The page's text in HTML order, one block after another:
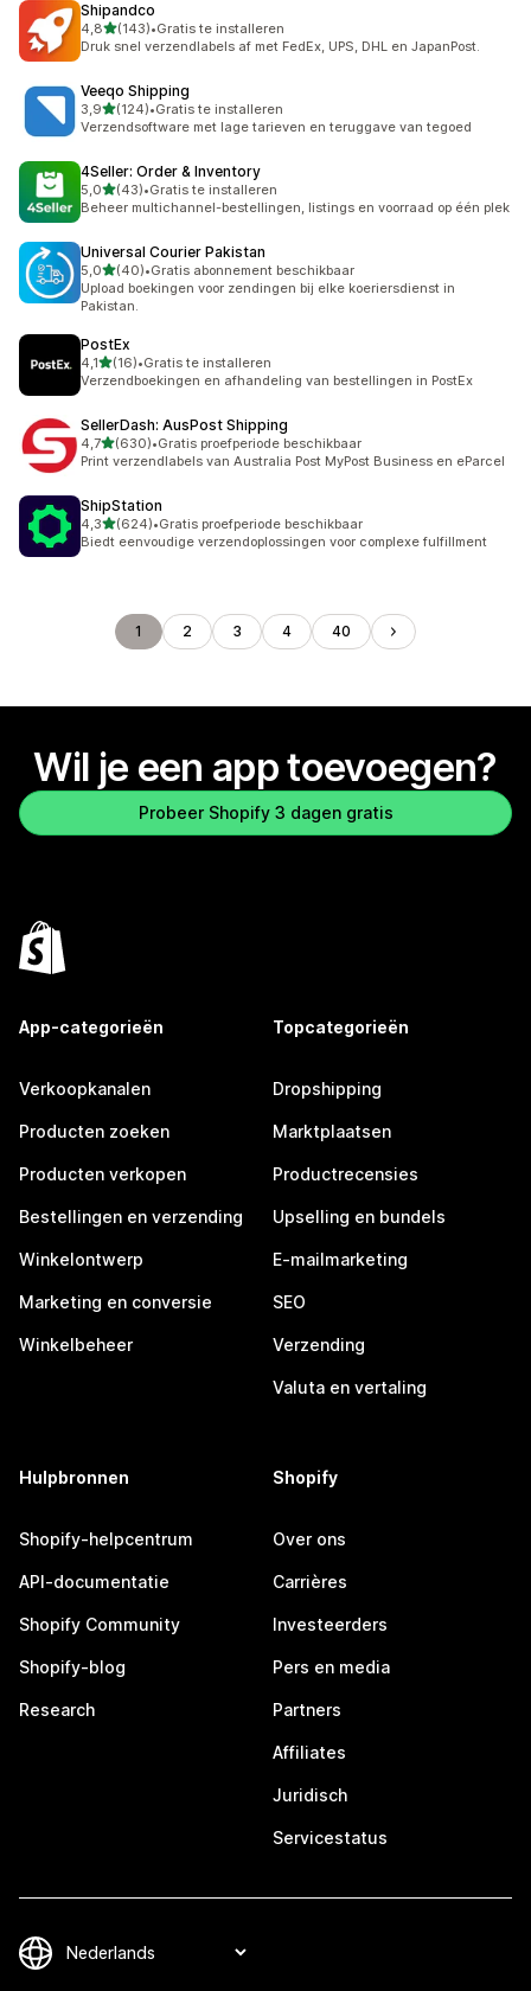
Shipandco
4,8van 5 sterren
(143)
143 recensies in totaal
•Gratis te installeren
Druk snel verzendlabels af met FedEx, UPS, DHL en JapanPost.
Veeqo Shipping
3,9van 5 sterren
(124)
124 recensies in totaal
•Gratis te installeren
Verzendsoftware met lage tarieven en teruggave van tegoed
4Seller: Order & Inventory
5,0van 5 sterren
(43)
43 recensies in totaal
•Gratis te installeren
Beheer multichannel-bestellingen, listings en voorraad op één plek
Universal Courier Pakistan
5,0van 5 sterren
(40)
40 recensies in totaal
•Gratis abonnement beschikbaar
Upload boekingen voor zendingen bij elke koeriersdienst in
Pakistan.
PostEx
4,1van 5 sterren
(16)
16 recensies in totaal
•Gratis te installeren
Verzendboekingen en afhandeling van bestellingen in PostEx
SellerDash: AusPost Shipping
4,7van 5 sterren
(630)
630 recensies in totaal
•Gratis proefperiode beschikbaar
Print verzendlabels van Australia Post MyPost Business en eParcel
ShipStation
4,3van 5 sterren
(624)
624 recensies in totaal
•Gratis proefperiode beschikbaar
Biedt eenvoudige verzendoplossingen voor complexe fulfillment
1 2 3 4 40
Wil je een app toevoegen?
Probeer Shopify 3 dagen gratis
App-categorieën
Verkoopkanalen
Producten zoeken
Producten verkopen
Bestellingen en verzending
Winkelontwerp
Marketing en conversie
Winkelbeheer
Topcategorieën
Dropshipping
Marktplaatsen
Productrecensies
Upselling en bundels
E-mailmarketing
SEO
Verzending
Valuta en vertaling
Hulpbronnen
Shopify-helpcentrum
API-documentatie
Shopify Community
Shopify-blog
Research
Shopify
Over ons
Carrières
Investeerders
Pers en media
Partners
Affiliates
Juridisch
Servicestatus